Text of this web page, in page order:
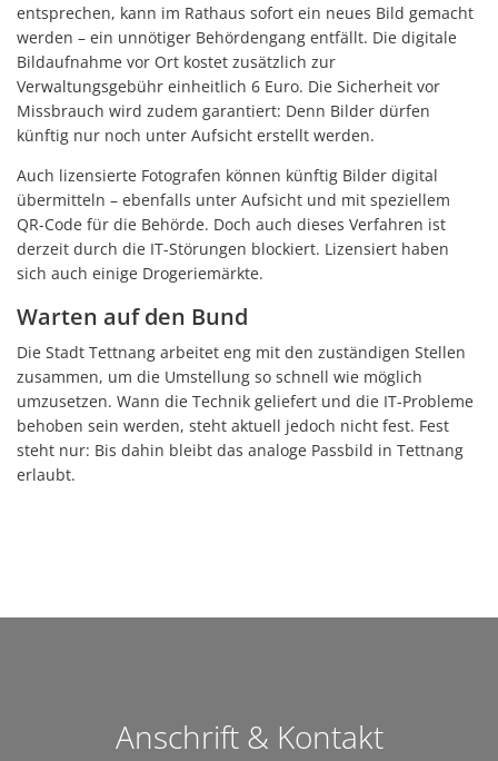
entsprechen, kann im Rathaus sofort ein neues Bild gemacht
werden – ein unnötiger Behördengang entfällt. Die digitale
Bildaufnahme vor Ort kostet zusätzlich zur
Verwaltungsgebühr einheitlich 6 Euro. Die Sicherheit vor
Missbrauch wird zudem garantiert: Denn Bilder dürfen
künftig nur noch unter Aufsicht erstellt werden.
Auch lizensierte Fotografen können künftig Bilder digital
übermitteln – ebenfalls unter Aufsicht und mit speziellem
QR-Code für die Behörde. Doch auch dieses Verfahren ist
derzeit durch die IT-Störungen blockiert. Lizensiert haben
sich auch einige Drogeriemärkte.
Warten auf den Bund
Die Stadt Tettnang arbeitet eng mit den zuständigen Stellen
zusammen, um die Umstellung so schnell wie möglich
umzusetzen. Wann die Technik geliefert und die IT-Probleme
behoben sein werden, steht aktuell jedoch nicht fest. Fest
steht nur: Bis dahin bleibt das analoge Passbild in Tettnang
erlaubt.
Anschrift & Kontakt